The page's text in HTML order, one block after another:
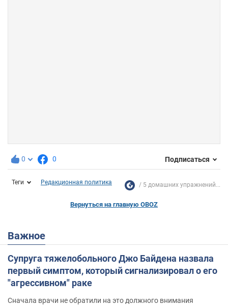
0 0 Подписаться
Теги Редакционная политика 5 домашних упражнений...
Вернуться на главную OBOZ
Важное
Супруга тяжелобольного Джо Байдена назвала
первый симптом, который сигнализировал о его
"агрессивном" раке
Сначала врачи не обратили на это должного внимания